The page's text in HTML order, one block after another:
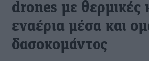
drones με θερμικές
εναέρια μέσα και
δασοκομάντος